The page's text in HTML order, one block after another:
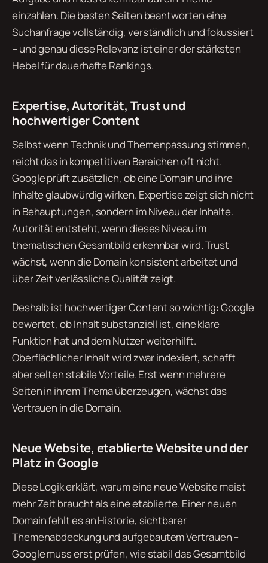
einzahlen. Die besten Seiten beantworten eine
Suchanfrage vollständig, verständlich und fokussiert
– und genau diese Relevanz ist einer der stärksten
Hebel für dauerhafte Rankings.
Expertise, Autorität, Trust und
hochwertiger Content
Selbst wenn Technik und Themenpassung stimmen,
reicht das in kompetitiven Bereichen oft nicht.
Google prüft zusätzlich, ob eine Domain und ihre
Inhalte glaubwürdig wirken. Expertise zeigt sich nicht
in Behauptungen, sondern im Niveau der Inhalte.
Autorität entsteht, wenn dieses Niveau im
thematischen Gesamtbild erkennbar wird. Trust
wächst, wenn die Domain konsistent arbeitet und
über Zeit verlässliche Qualität zeigt.
Deshalb ist hochwertiger Content so wichtig: Google
bewertet, ob Inhalt substanziell ist, eine klare
Funktion hat und dem Nutzer weiterhilft.
Oberflächlicher Inhalt wird zwar indexiert, schafft
aber selten stabile Vorteile. Erst wenn mehrere
Seiten in ihrem Thema überzeugen, wächst das
Vertrauen in die Domain.
Neue Website, etablierte Website und der
Platz in Google
Diese Logik erklärt, warum eine neue Website meist
mehr Zeit braucht als eine etablierte. Einer neuen
Domain fehlt es an Historie, sichtbarer
Themenabdeckung und aufgebautem Vertrauen –
Google muss erst prüfen, wie stabil das Gesamtbild